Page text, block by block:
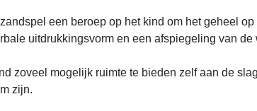
een beroep op het kind om het geheel
uitdrukkingsvorm en een afspiegeling van
zoveel mogelijk ruimte te bieden zelf aan de
zijn.